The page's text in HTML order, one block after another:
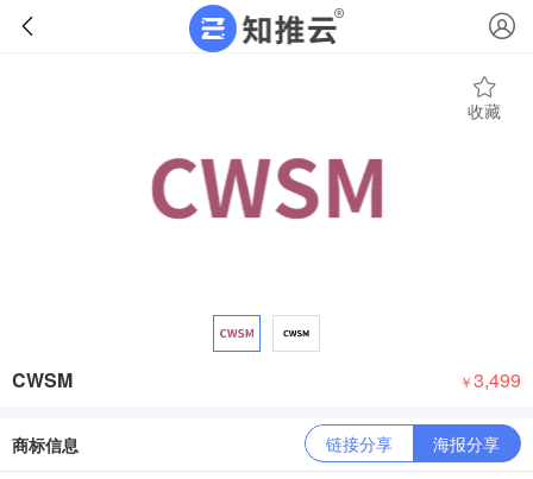
收藏
CWSM ￥3,499
商标信息 链接分享 海报分享